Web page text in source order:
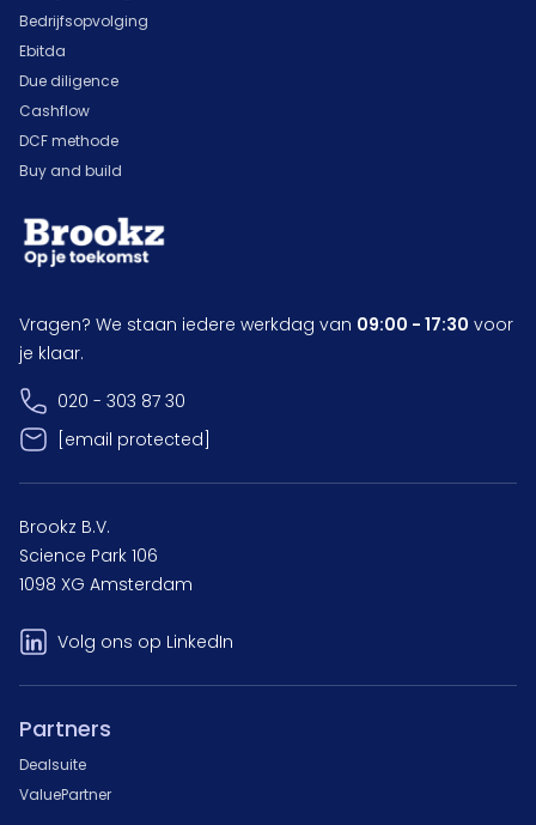
Bedrijfsopvolging
Ebitda
Due diligence
Cashflow
DCF methode
Buy and build
Vragen? We staan iedere werkdag van 09:00 - 17:30 voor
je klaar.
020 - 303 87 30
[email protected]
Brookz B.V.
Science Park 106
1098 XG Amsterdam
Volg ons op LinkedIn
Partners
Dealsuite
ValuePartner